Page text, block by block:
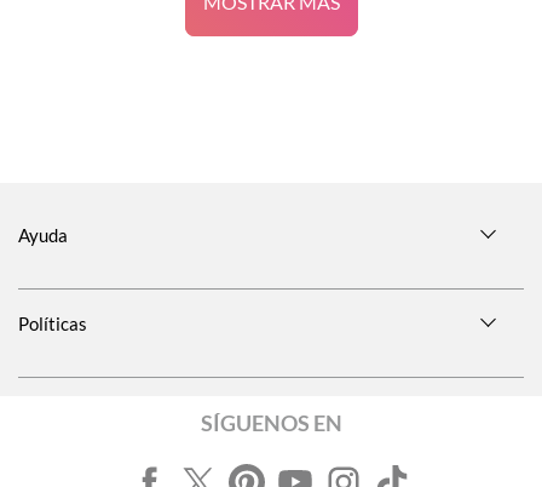
Ayuda
Políticas
SÍGUENOS EN